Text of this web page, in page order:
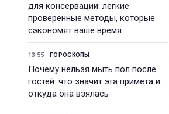
для консервации: легкие
проверенные методы, которые
сэкономят ваше время
13:55 ГОРОСКОПЫ
Почему нельзя мыть пол после
гостей: что значит эта примета и
откуда она взялась